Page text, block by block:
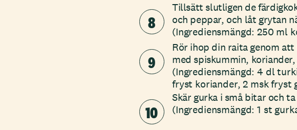
8
Tillsätt slutligen de
och peppar, och låt grytan
(Ingrediensmängd: 250 ml
9
Rör ihop din raita genom
med spiskummin,
(Ingrediensmängd: 4 dl
fryst koriander, 2 msk fryst
10
Skär gurka i små bitar och
(Ingrediensmängd: 1 st